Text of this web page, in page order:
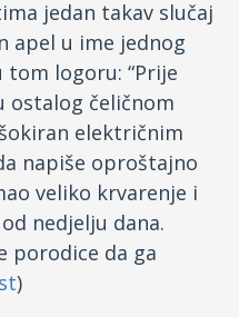
jedan takav slučaj
apel u ime jednog
logoru: “Prije
ostalog čeličnom
električnim
napiše oproštajno
veliko krvarenje i
nedjelju dana.
porodice da ga
)